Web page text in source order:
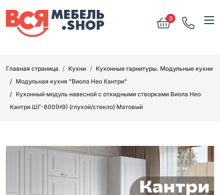
0
Главная страница Кухни
Кухонные гарнитуры. Модульные кухни
Модульная кухня "Виола Нео Кантри"
Кухонный модуль навесной с откидными створками Виола Нео
Кантри ШГ-800(Н9) (глухой/стекло) Матовый